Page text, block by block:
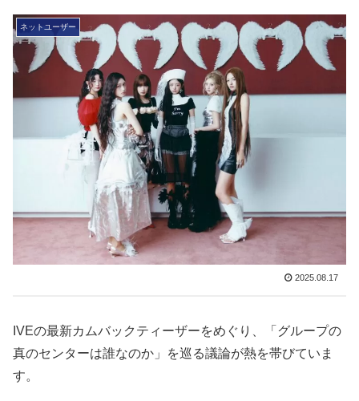
ネットユーザー
2025.08.17
IVEの最新カムバックティーザーをめぐり、「グループの
真のセンターは誰なのか」を巡る議論が熱を帯びていま
す。